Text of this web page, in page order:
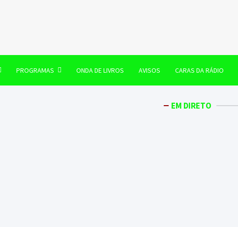
PROGRAMAS ONDA DE LIVROS AVISOS CARAS DA RÁDIO
EM DIRETO